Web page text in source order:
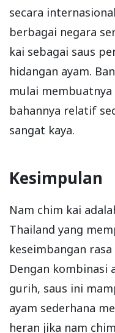
secara
berbagai negara
kai sebagai saus
hidangan ayam.
mulai
bahannya relatif
sangat kaya.
Kesimpulan
Nam chim kai
Thailand yang
keseimbangan
Dengan kombinasi
gurih, saus ini
ayam sederhana
heran jika nam